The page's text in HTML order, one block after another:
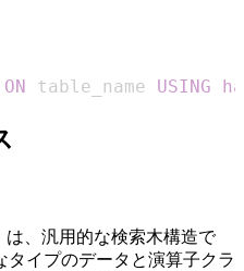
ON table_name USING
は、汎用的な検索木構造で
イプのデータと演算子クラ